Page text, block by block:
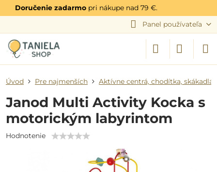
Doručenie zadarmo pri nákupe nad 79 €.
Panel používateľa
Úvod Pre najmenších Aktívne centrá, chodítka, skákadlá
Janod Multi Activity Kocka s
motorickým labyrintom
Hodnotenie